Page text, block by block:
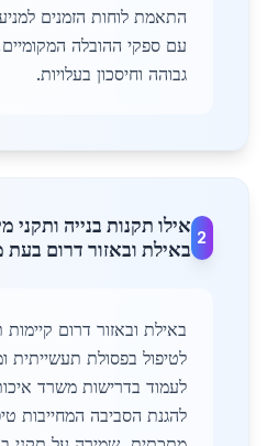
התאמת לוחות הזמנים
עם ספקי ההובלה
גבוהה וחיסכון בעלויות.
2
אילו תקנות בנייה
באילת ובאזור דרום בעת
באילת ובאזור דרום
לטיפול בפסולת תעשייתית
לעמוד בדרישות משרד
להגנת הסביבה המחייבות